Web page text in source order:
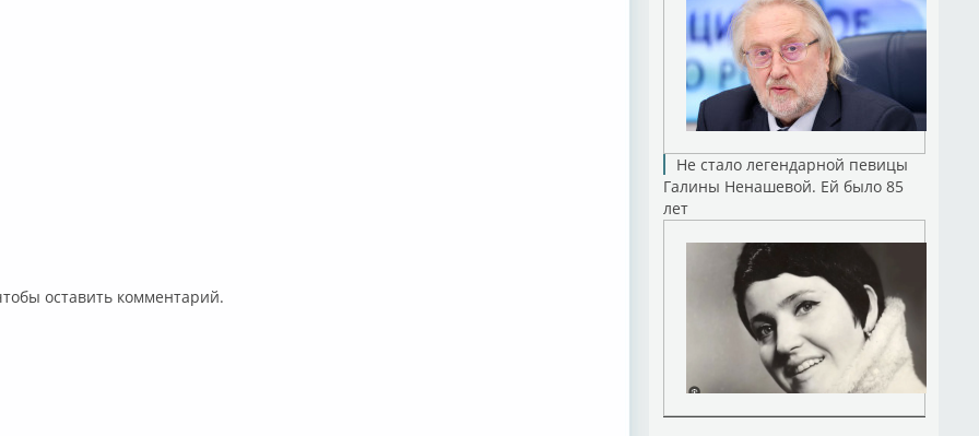
оставить комментарий.
Не стало легендарной певицы
Галины Ненашевой. Ей было 85
лет